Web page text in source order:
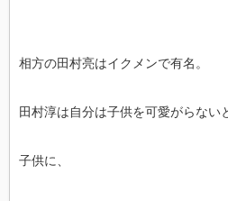
相方の田村亮はイクメンで有名。
田村淳は自分は子供を可愛がらない
子供に、